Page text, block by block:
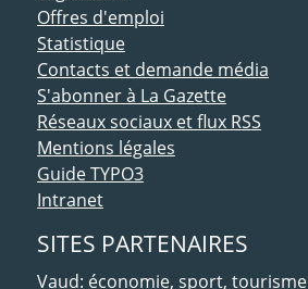
Offres d'emploi
Statistique
Contacts et demande média
S'abonner à La Gazette
Réseaux sociaux et flux RSS
Mentions légales
Guide TYPO3
Intranet
SITES PARTENAIRES
Vaud: économie, sport, tourisme